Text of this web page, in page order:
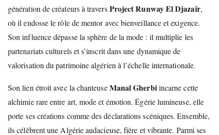
génération de créateurs à traversProject Runway El Djazaïr,
où il endosse le rôle de mentor avec bienveillance et exigence.
Son influence dépasse la sphère de la mode : il multiplie les
partenariats culturels et s’inscrit dans une dynamique de
valorisation du patrimoine algérien à l’échelle internationale.
Son lien étroit avec la chanteuseManal Gherbiincarne cette
alchimie rare entre art, mode et émotion. Égérie lumineuse, elle
porte ses créations comme des déclarations scéniques. Ensemble,
ils célèbrent une Algérie audacieuse, fière et vibrante. Parmi ses